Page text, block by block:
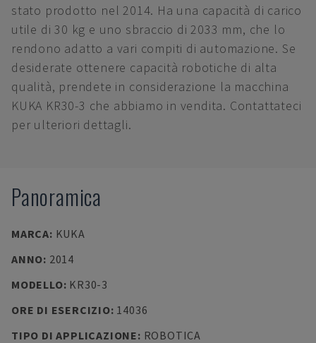
stato prodotto nel 2014. Ha una capacità di carico
utile di 30 kg e uno sbraccio di 2033 mm, che lo
rendono adatto a vari compiti di automazione. Se
desiderate ottenere capacità robotiche di alta
qualità, prendete in considerazione la macchina
KUKA KR30-3 che abbiamo in vendita. Contattateci
per ulteriori dettagli.
Panoramica
MARCA: KUKA
ANNO: 2014
MODELLO: KR30-3
ORE DI ESERCIZIO: 14036
TIPO DI APPLICAZIONE: ROBOTICA